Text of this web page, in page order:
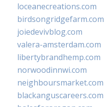
loceanecreations.com
birdsongridgefarm.com
joiedevivblog.com
valera-amsterdam.com
libertybrandhemp.com
norwoodinnwi.com
neighboursmarket.com
blackanguscareers.com